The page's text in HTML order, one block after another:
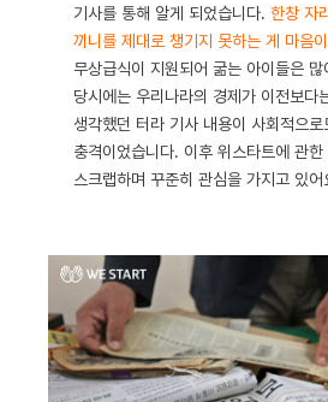
기사를 통해 알게 되었습니다.한창 자
끼니를 제대로 챙기지 못하는 게 마음
무상급식이 지원되어 굶는 아이들은
당시에는 우리나라의 경제가 이전보다
생각했던 터라 기사 내용이 사회적으
충격이었습니다. 이후 위스타트에 관
스크랩하며 꾸준히 관심을 가지고 있어